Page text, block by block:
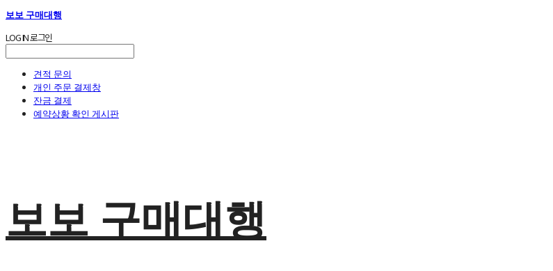
보보 구매대행
LOG IN로그인
견적 문의
개인 주문 결제창
잔금 결제
예약상황 확인 게시판
보보 구매대행